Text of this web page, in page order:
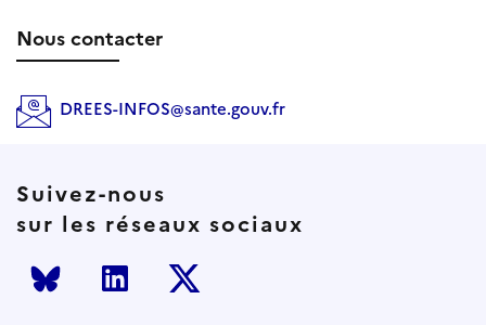
Nous contacter
DREES-INFOS@sante.gouv.fr
Suivez-nous
sur les réseaux sociaux
Bluesky LinkedInTwitter